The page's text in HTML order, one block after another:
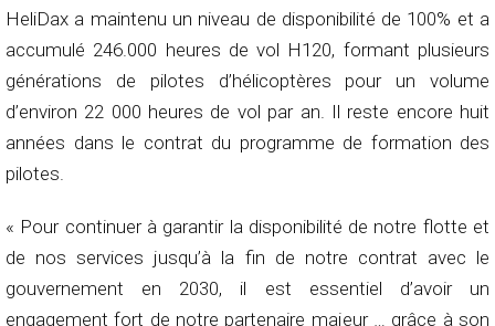
HeliDax a maintenu un niveau de disponibilité de 100% et a
accumulé 246.000 heures de vol H120, formant plusieurs
générations de pilotes d’hélicoptères pour un volume
d’environ 22 000 heures de vol par an. Il reste encore huit
années dans le contrat du programme de formation des
pilotes.
« Pour continuer à garantir la disponibilité de notre flotte et
de nos services jusqu’à la fin de notre contrat avec le
gouvernement en 2030, il est essentiel d’avoir un
engagement fort de notre partenaire majeur … grâce à son